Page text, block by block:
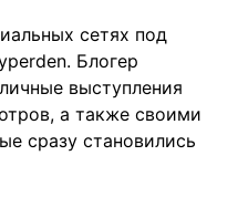
сетях под
Блогер
выступления
а также своими
сразу становились